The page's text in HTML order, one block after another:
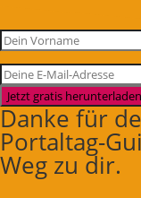
Jetzt gratis herunterladen
Danke für
Portaltag-
Weg zu dir.